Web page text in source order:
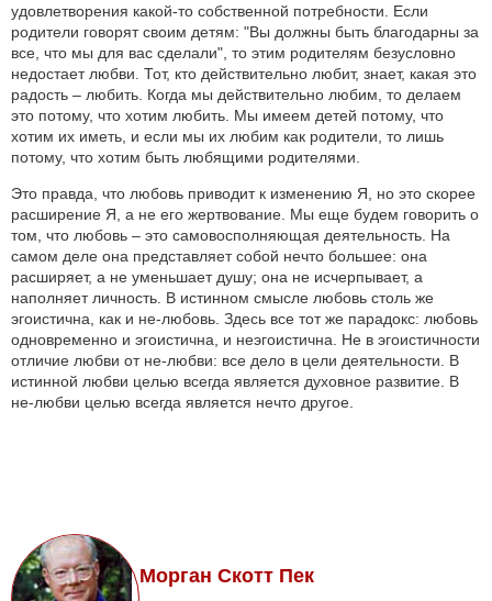
удовлетворения какой-то собственной потребности. Если
родители говорят своим детям: "Вы должны быть благодарны за
все, что мы для вас сделали", то этим родителям безусловно
недостает любви. Тот, кто действительно любит, знает, какая это
радость – любить. Когда мы действительно любим, то делаем
это потому, что хотим любить. Мы имеем детей потому, что
хотим их иметь, и если мы их любим как родители, то лишь
потому, что хотим быть любящими родителями.
Это правда, что любовь приводит к изменению Я, но это скорее
расширение Я, а не его жертвование. Мы еще будем говорить о
том, что любовь – это самовосполняющая деятельность. На
самом деле она представляет собой нечто большее: она
расширяет, а не уменьшает душу; она не исчерпывает, а
наполняет личность. В истинном смысле любовь столь же
эгоистична, как и не-любовь. Здесь все тот же парадокс: любовь
одновременно и эгоистична, и неэгоистична. Не в эгоистичности
отличие любви от не-любви: все дело в цели деятельности. В
истинной любви целью всегда является духовное развитие. В
не-любви целью всегда является нечто другое.
Морган Скотт Пек